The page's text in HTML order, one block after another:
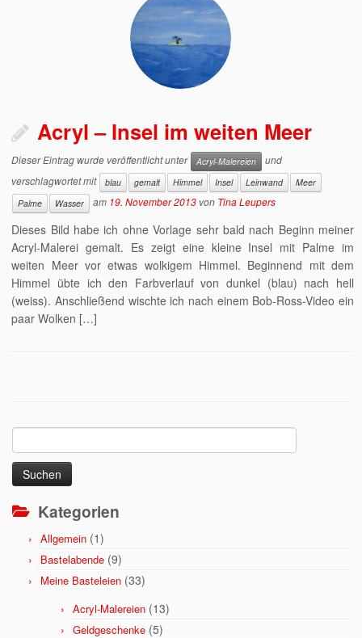
Acryl – Insel im weiten Meer
Dieser Eintrag wurde veröffentlicht unter Acryl-Malereien
und
verschlagwortet mit
blau gemalt Himmel Insel Leinwand
Meer
Palme
Wasser am 19. November 2013 von Tina Leupers
Dieses Bild habe ich ohne Vorlage sehr bald nach Beginn meiner
Acryl-Malerei gemalt. Es zeigt eine kleine Insel mit Palme im
weiten Meer vor etwas wolkigem Himmel. Beginnend mit dem
Himmel übte ich den Farbverlauf von dunkel (blau) nach hell
(weiss). Anschließend wischte ich nach einem Bob-Ross-Video ein
paar Wolken […]
nach:
Kategorien
Allgemein (1)
Bastelabende (9)
Meine Basteleien (33)
Acryl-Malereien (13)
Geldgeschenke (5)